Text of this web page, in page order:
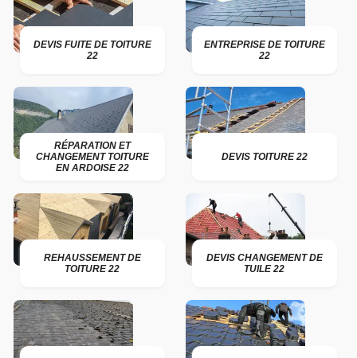
DEVIS FUITE DE TOITURE
22
ENTREPRISE DE TOITURE
22
RÉPARATION ET
CHANGEMENT TOITURE
EN ARDOISE 22
DEVIS TOITURE 22
REHAUSSEMENT DE
TOITURE 22
DEVIS CHANGEMENT DE
TUILE 22